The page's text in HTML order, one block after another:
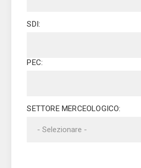
SDI:
PEC:
SETTORE MERCEOLOGICO: